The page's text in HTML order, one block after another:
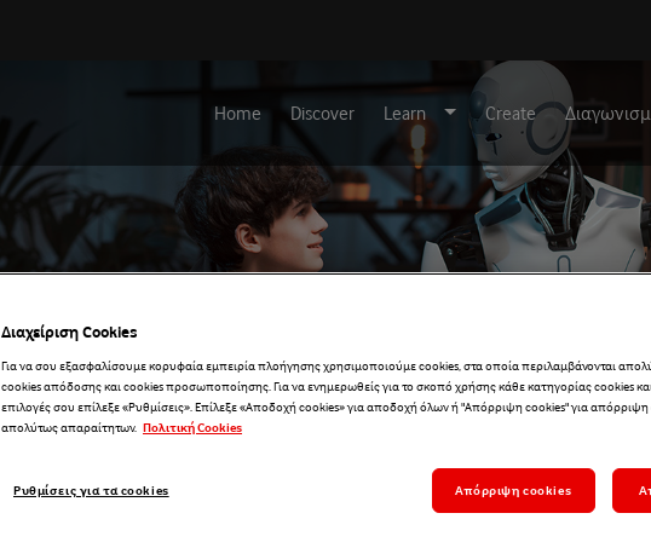
Home Discover Learn Create
ΑΙ & συναισθήματα
Διαχείριση Cookies
Για να σου εξασφαλίσουμε κορυφαία εμπειρία πλοήγησης χρησιμοποιούμε cookies, στα οποία περιλαμβάνονται
cookies απόδοσης και cookies προσωποποίησης. Για να ενημερωθείς για το σκοπό χρήσης κάθε κατηγορίας cookies και
επιλογές σου επίλεξε «Ρυθμίσεις». Επίλεξε «Αποδοχή cookies» για αποδοχή όλων ή "Απόρριψη cookies" για
απολύτως απαραίτητων. Πολιτική Cookies
Απόρριψη cookies
Ρυθμίσεις για τα cookies